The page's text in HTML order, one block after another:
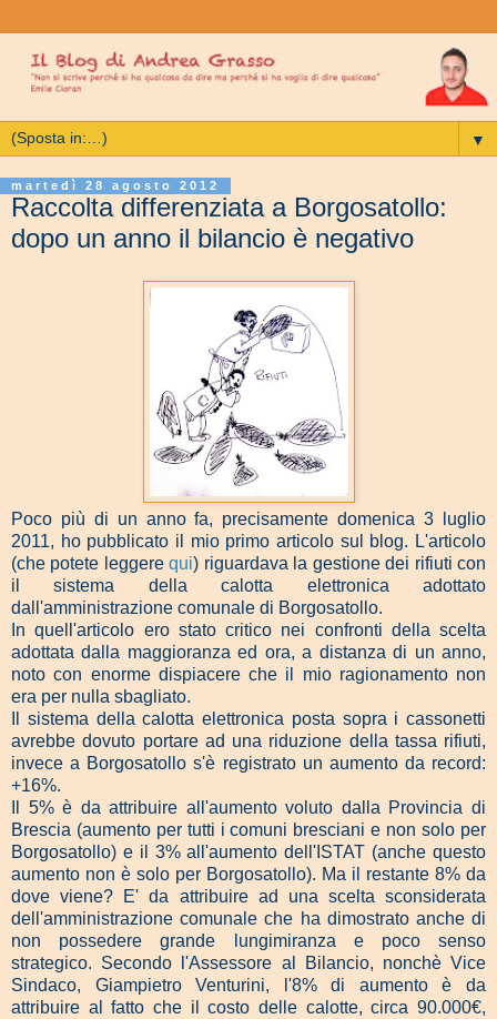
▼
martedì 28 agosto 2012
Raccolta differenziata a Borgosatollo:
dopo un anno il bilancio è negativo
Poco più di un anno fa, precisamente domenica 3 luglio
2011, ho pubblicato il mio primo articolo sul blog. L'articolo
(che potete leggerequi) riguardava la gestione dei rifiuti con
il sistema della calotta elettronica adottato
dall'amministrazione comunale di Borgosatollo.
In quell'articolo ero stato critico nei confronti della scelta
adottata dalla maggioranza ed ora, a distanza di un anno,
noto con enorme dispiacere che il mio ragionamento non
era per nulla sbagliato.
Il sistema della calotta elettronica posta sopra i cassonetti
avrebbe dovuto portare ad una riduzione della tassa rifiuti,
invece a Borgosatollo s'è registrato un aumento da record:
+16%.
Il 5% è da attribuire all'aumento voluto dalla Provincia di
Brescia (aumento per tutti i comuni bresciani e non solo per
Borgosatollo) e il 3% all'aumento dell'ISTAT (anche questo
aumento non è solo per Borgosatollo). Ma il restante 8% da
dove viene? E' da attribuire ad una scelta sconsiderata
dell'amministrazione comunale che ha dimostrato anche di
non possedere grande lungimiranza e poco senso
strategico. Secondo l'Assessore al Bilancio, nonchè Vice
Sindaco, Giampietro Venturini, l'8% di aumento è da
attribuire al fatto che il costo delle calotte, circa 90.000€,